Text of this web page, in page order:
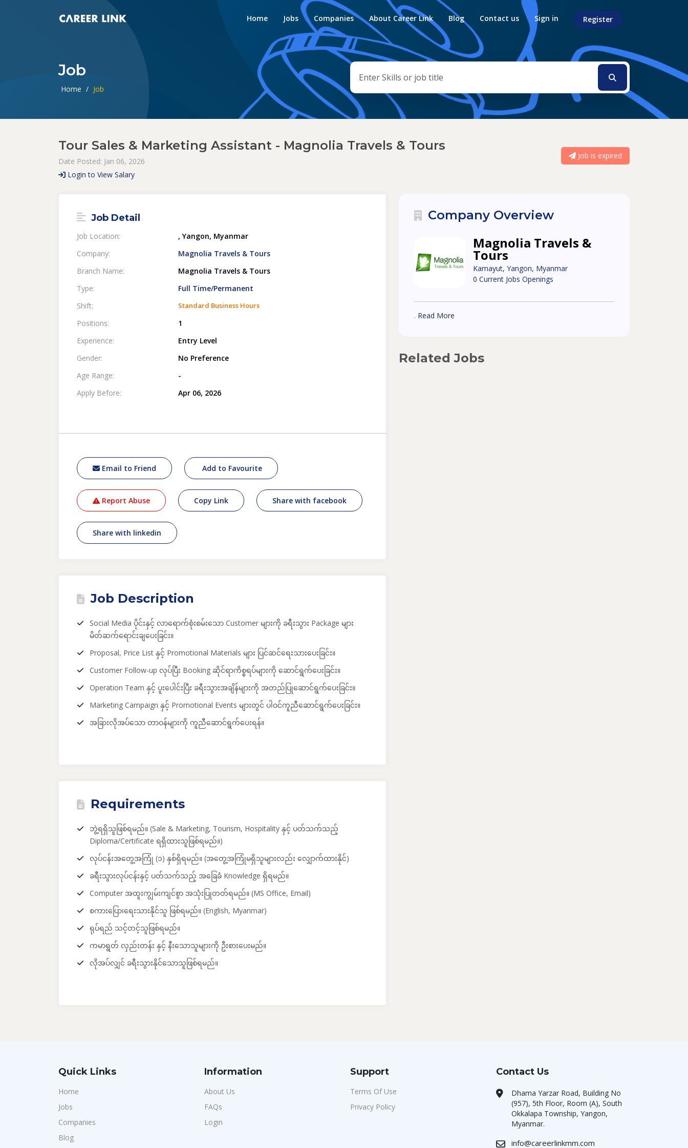
Home Jobs Companies About Career Link Blog Contact us Sign in Register
Job
Home / Job
Tour Sales & Marketing Assistant - Magnolia Travels & Tours
Date Posted: Jan 06, 2026
Login to View Salary
Job is expired
Job Detail
Job Location:
, Yangon, Myanmar
Company:
Magnolia Travels & Tours
Branch Name:
Magnolia Travels & Tours
Type:
Full Time/Permanent
Shift:
Standard Business Hours
Positions:
1
Experience:
Entry Level
Gender:
No Preference
Age Range:
-
Apply Before:
Apr 06, 2026
Email to Friend Add to Favourite
Report Abuse Copy Link Share with facebook
Share with linkedin
Job Description
Social Media ပိုင်းနှင့် လာရောက်စုံးစမ်းသော Customer များကို ခရီးသွား Package များ
မိတ်ဆက်ရောင်းချပေးခြင်း။
Proposal, Price List နှင့် Promotional Materials များ ပြင်ဆင်ရေးသားပေးခြင်း။
Customer Follow-up လုပ်ပြီး Booking ဆိုင်ရာကိစ္စရပ်များကို ဆောင်ရွက်ပေးခြင်း။
Operation Team နှင့် ပူးပေါင်းပြီး ခရီးသွားအချိန်များကို အတည်ပြုဆောင်ရွက်ပေးခြင်း။
Marketing Campaign နှင့် Promotional Events များတွင် ပါဝင်ကူညီဆောင်ရွက်ပေးခြင်း။
အခြားလိုအပ်သော တာဝန်များကို ကူညီဆောင်ရွက်ပေးရန်။
Requirements
ဘွဲ့ရရှိသူဖြစ်ရမည်။ (Sale & Marketing, Tourism, Hospitality နှင့် ပတ်သက်သည့်
Diploma/Certificate ရရှိထားသူဖြစ်ရမည်။)
လုပ်ငန်းအတွေ့အကြုံ (၁) နှစ်ရှိရမည်။ (အတွေ့အကြုံမရှိသူများလည်း လျှောက်ထားနိုင်)
ခရီးသွားလုပ်ငန်းနှင့် ပတ်သက်သည့် အခြေခံ Knowledge ရှိရမည်။
Computer အထူးကျွမ်းကျင်စွာ အသုံးပြုတတ်ရမည်။ (MS Office, Email)
စကားပြော၊ရေးသားနိုင်သူ ဖြစ်ရမည်။ (English, Myanmar)
ရုပ်ရည် သင့်တင့်သူဖြစ်ရမည်။
ကမာရွတ် လှည်းတန်း နှင့် နီးသောသူများကို ဦးစားပေးမည်။
လိုအပ်လျှင် ခရီးသွားနိုင်သောသူဖြစ်ရမည်။
Company Overview
Magnolia Travels &
Tours
Kamayut, Yangon, Myanmar
0 Current Jobs Openings
. Read More
Related Jobs
Quick Links
Home
Jobs
Companies
Blog
Information
About Us
FAQs
Login
Support
Terms Of Use
Privacy Policy
Contact Us
Dhama Yarzar Road, Building No
(957), 5th Floor, Room (A), South
Okkalapa Township, Yangon,
Myanmar.
info@careerlinkmm.com